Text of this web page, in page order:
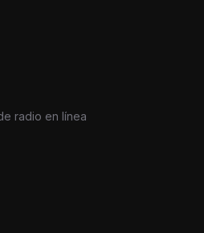
radio en línea